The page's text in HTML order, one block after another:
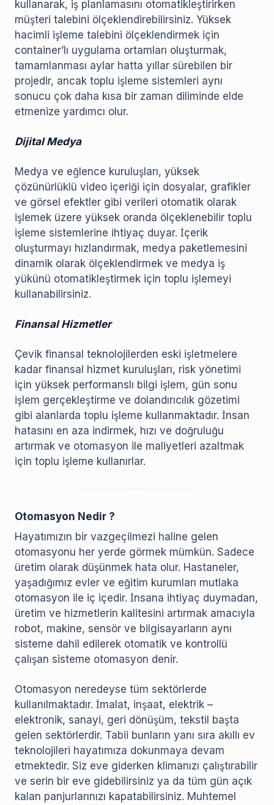
kullanarak, iş planlamasını otomatikleştirirken
müşteri talebini ölçeklendirebilirsiniz. Yüksek
hacimli işleme talebini ölçeklendirmek için
container’lı uygulama ortamları oluşturmak,
tamamlanması aylar hatta yıllar sürebilen bir
projedir, ancak toplu işleme sistemleri aynı
sonucu çok daha kısa bir zaman diliminde elde
etmenize yardımcı olur.
Dijital Medya
Medya ve eğlence kuruluşları, yüksek
çözünürlüklü video içeriği için dosyalar, grafikler
ve görsel efektler gibi verileri otomatik olarak
işlemek üzere yüksek oranda ölçeklenebilir toplu
işleme sistemlerine ihtiyaç duyar. İçerik
oluşturmayı hızlandırmak, medya paketlemesini
dinamik olarak ölçeklendirmek ve medya iş
yükünü otomatikleştirmek için toplu işlemeyi
kullanabilirsiniz.
Finansal Hizmetler
Çevik finansal teknolojilerden eski işletmelere
kadar finansal hizmet kuruluşları, risk yönetimi
için yüksek performanslı bilgi işlem, gün sonu
işlem gerçekleştirme ve dolandırıcılık gözetimi
gibi alanlarda toplu işleme kullanmaktadır. İnsan
hatasını en aza indirmek, hızı ve doğruluğu
artırmak ve otomasyon ile maliyetleri azaltmak
için toplu işleme kullanırlar.
Otomasyon Nedir ?
Hayatımızın bir vazgeçilmezi haline gelen
otomasyonu her yerde görmek mümkün. Sadece
üretim olarak düşünmek hata olur. Hastaneler,
yaşadığımız evler ve eğitim kurumları mutlaka
otomasyon ile iç içedir. İnsana ihtiyaç duymadan,
üretim ve hizmetlerin kalitesini artırmak amacıyla
robot, makine, sensör ve bilgisayarların aynı
sisteme dahil edilerek otomatik ve kontrollü
çalışan sisteme otomasyon denir.
Otomasyon neredeyse tüm sektörlerde
kullanılmaktadır. İmalat, inşaat, elektrik –
elektronik, sanayi, geri dönüşüm, tekstil başta
gelen sektörlerdir. Tabii bunların yanı sıra akıllı ev
teknolojileri hayatımıza dokunmaya devam
etmektedir. Siz eve giderken klimanızı çalıştırabilir
ve serin bir eve gidebilirsiniz ya da tüm gün açık
kalan panjurlarınızı kapatabilirsiniz. Muhtemel